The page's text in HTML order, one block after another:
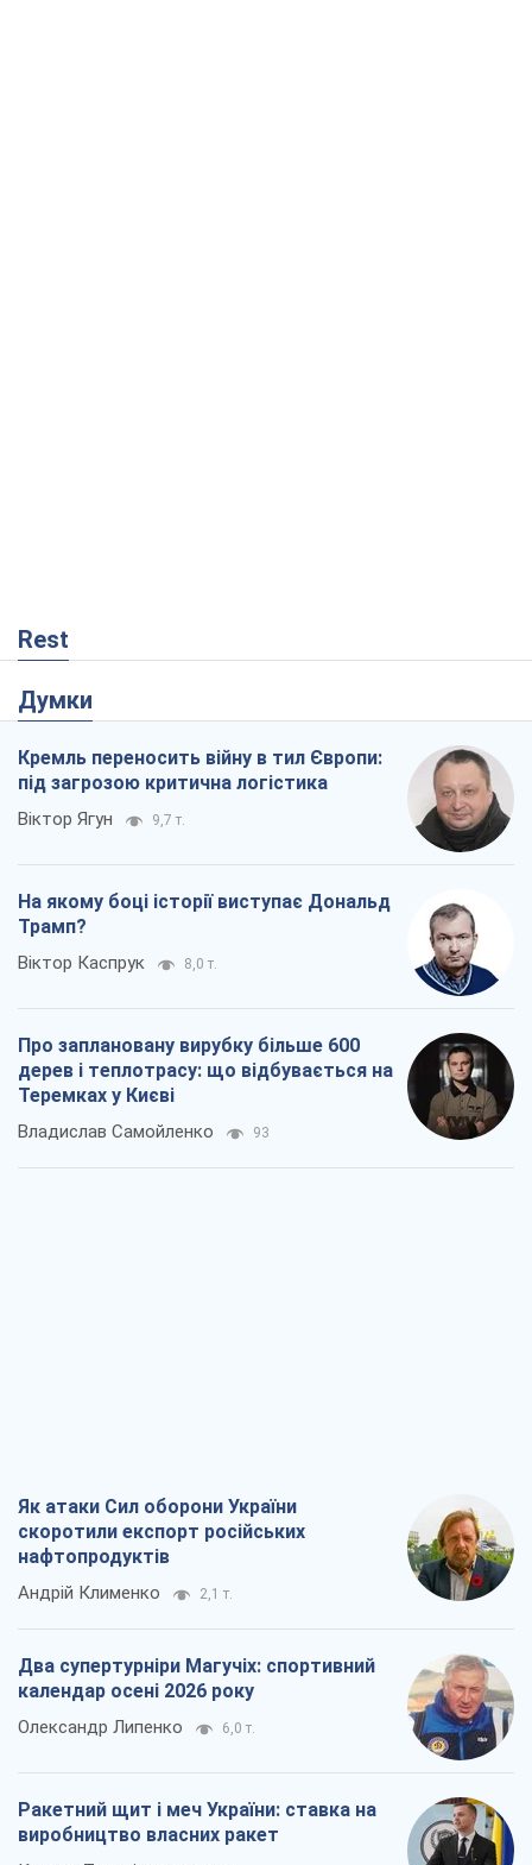
Rest
Думки
Кремль переносить війну в тил Європи:
під загрозою критична логістика
Віктор Ягун 9,7 т.
На якому боці історії виступає Дональд
Трамп?
Віктор Каспрук 8,0 т.
Про заплановану вирубку більше 600
дерев і теплотрасу: що відбувається на
Теремках у Києві
Владислав Самойленко 93
Як атаки Сил оборони України
скоротили експорт російських
нафтопродуктів
Андрій Клименко 2,1 т.
Два супертурніри Магучіх: спортивний
календар осені 2026 року
Олександр Липенко 6,0 т.
Ракетний щит і меч України: ставка на
виробництво власних ракет